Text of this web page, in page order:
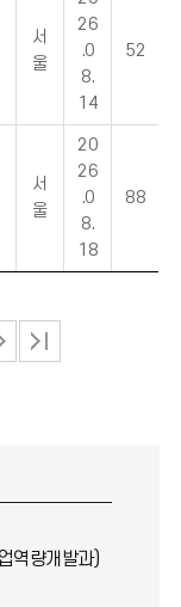
서
울
26
.0
8.
14
52
서
울
20
26
.0
8.
18
88
역량개발과)